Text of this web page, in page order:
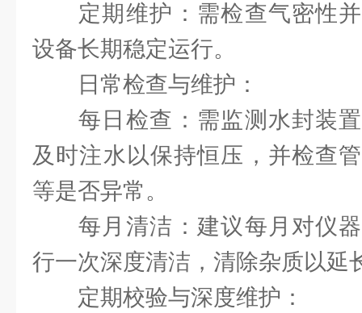
定期维护‌：需检查气密性
设备长期稳定运行‌。
日常检查与维护：
每日检查‌：需监测水封装
及时注水以保持恒压，并检查
等是否异常。
每月清洁‌：建议每月对仪
行一次深度清洁，清除杂质以延
定期校验与深度维护：